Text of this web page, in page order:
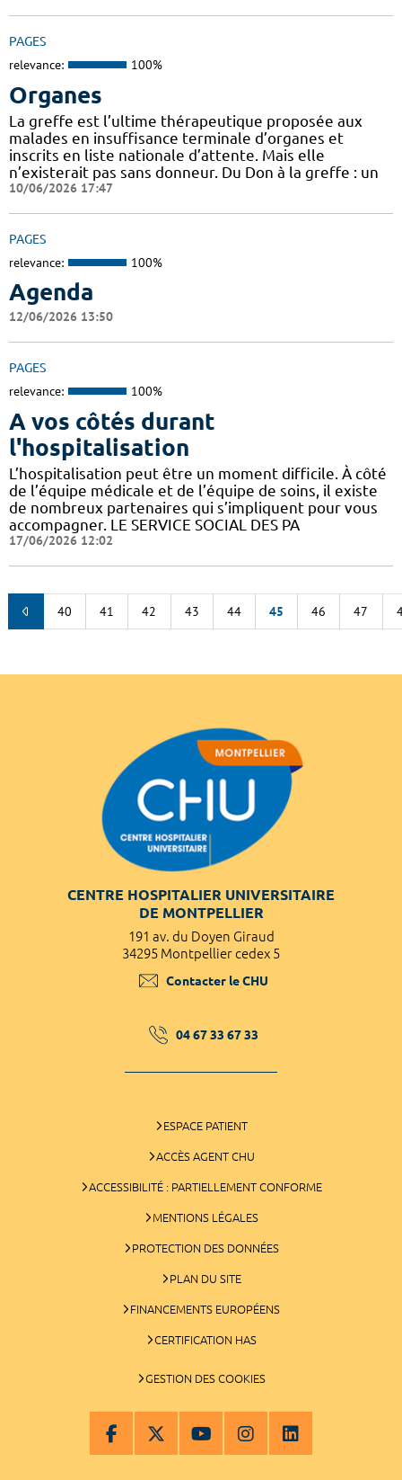
PAGES
relevance: 100%
Organes
La greffe est l’ultime thérapeutique proposée aux
malades en insuffisance terminale d’organes et
inscrits en liste nationale d’attente. Mais elle
n’existerait pas sans donneur. Du Don à la greffe : un
10/06/2026 17:47
PAGES
relevance: 100%
Agenda
12/06/2026 13:50
PAGES
relevance: 100%
A vos côtés durant
l'hospitalisation
L’hospitalisation peut être un moment difficile. À côté
de l’équipe médicale et de l’équipe de soins, il existe
de nombreux partenaires qui s’impliquent pour vous
accompagner. LE SERVICE SOCIAL DES PA
17/06/2026 12:02
40 41 42 43 44 45 46 47
CENTRE HOSPITALIER UNIVERSITAIRE
DE MONTPELLIER
191 av. du Doyen Giraud
34295 Montpellier cedex 5
Contacter le CHU
04 67 33 67 33
ESPACE PATIENT
ACCÈS AGENT CHU
ACCESSIBILITÉ : PARTIELLEMENT CONFORME
MENTIONS LÉGALES
PROTECTION DES DONNÉES
PLAN DU SITE
FINANCEMENTS EUROPÉENS
CERTIFICATION HAS
GESTION DES COOKIES